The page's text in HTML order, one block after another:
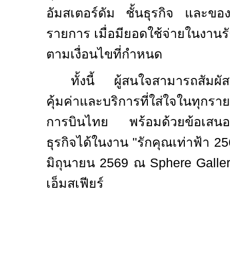
อัมสเตอร์ดัม ชั้นธุรกิจ และขอ
รายการ เมื่อมียอดใช้จ่ายในงา
ตามเงื่อนไขที่กำหนด
ทั้งนี้ ผู้สนใจสามารถสัมผัส
คุ้มค่าและบริการที่ใส่ใจในทุกรา
การบินไทย พร้อมด้วยข้อเสนอ
ธุรกิจได้ในงาน "รักคุณเท่าฟ้า
มิถุนายน 2569 ณSphere
เอ็มสเฟียร์